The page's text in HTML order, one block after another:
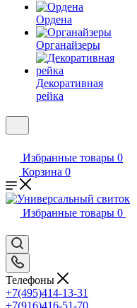
Ордена
Органайзеры
Декоративная
рейка
Избранные товары 0
Корзина 0
Избранные товары 0
Телефоны
+7(495)414-13-31
+7(916)416-51-70